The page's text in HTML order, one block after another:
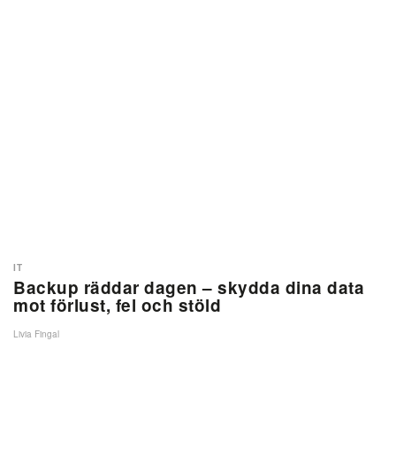
Backup räddar dagen – skydda dina data
mot förlust, fel och stöld
IT
Livia Fingal